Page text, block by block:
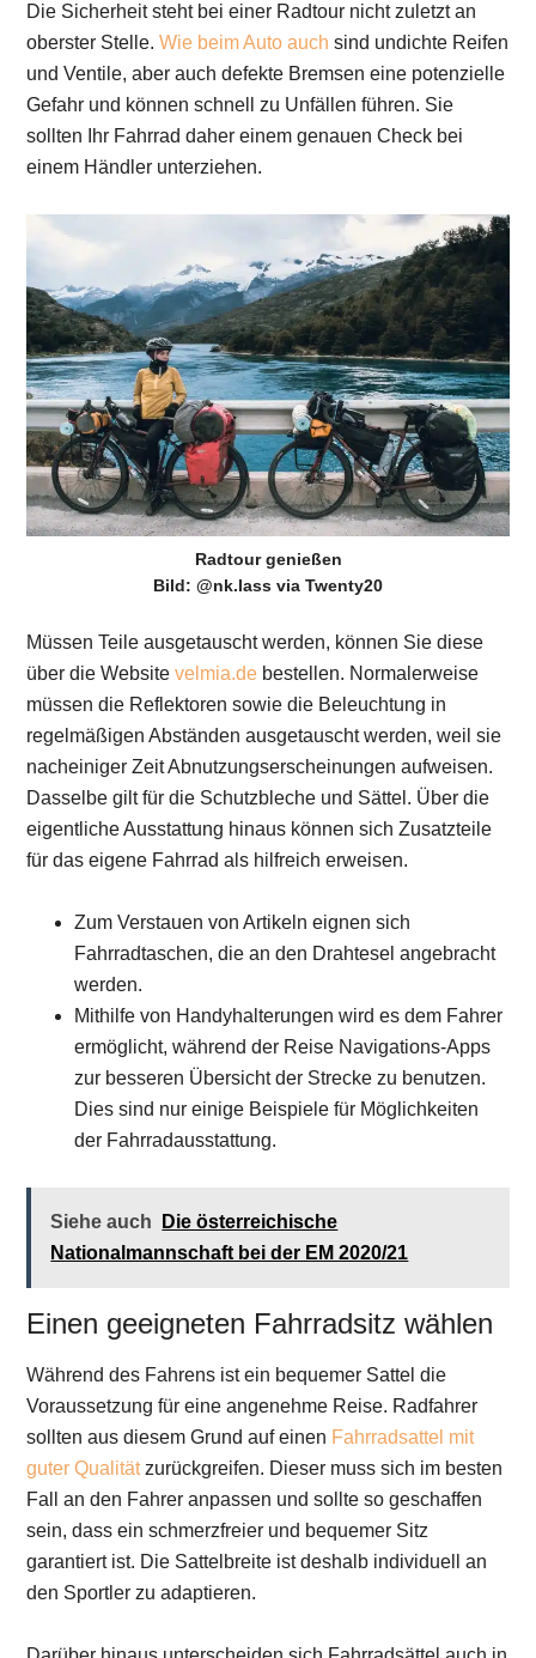
Die Sicherheit steht bei einer Radtour nicht zuletzt an
oberster Stelle.Wie beim Auto auch sind undichte Reifen
und Ventile, aber auch defekte Bremsen eine potenzielle
Gefahr und können schnell zu Unfällen führen. Sie
sollten Ihr Fahrrad daher einem genauen Check bei
einem Händler unterziehen.
Radtour genießen
Bild: @nk.lass via Twenty20
Müssen Teile ausgetauscht werden, können Sie diese
über die Websitevelmia.de bestellen. Normalerweise
müssen die Reflektoren sowie die Beleuchtung in
regelmäßigen Abständen ausgetauscht werden, weil sie
nacheiniger Zeit Abnutzungserscheinungen aufweisen.
Dasselbe gilt für die Schutzbleche und Sättel. Über die
eigentliche Ausstattung hinaus können sich Zusatzteile
für das eigene Fahrrad als hilfreich erweisen.
Zum Verstauen von Artikeln eignen sich
Fahrradtaschen, die an den Drahtesel angebracht
werden.
Mithilfe von Handyhalterungen wird es dem Fahrer
ermöglicht, während der Reise Navigations-Apps
zur besseren Übersicht der Strecke zu benutzen.
Dies sind nur einige Beispiele für Möglichkeiten
der Fahrradausstattung.
Siehe auch
Die österreichische
Nationalmannschaft bei der EM 2020/21
Einen geeigneten Fahrradsitz wählen
Während des Fahrens ist ein bequemer Sattel die
Voraussetzung für eine angenehme Reise. Radfahrer
sollten aus diesem Grund auf einen Fahrradsattel mit
guter Qualitätzurückgreifen. Dieser muss sich im besten
Fall an den Fahrer anpassen und sollte so geschaffen
sein, dass ein schmerzfreier und bequemer Sitz
garantiert ist. Die Sattelbreite ist deshalb individuell an
den Sportler zu adaptieren.